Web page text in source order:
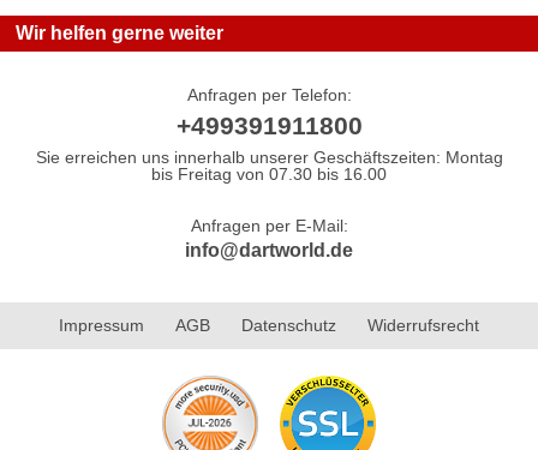
Wir helfen gerne weiter
Anfragen per Telefon:
+499391911800
Sie erreichen uns innerhalb unserer Geschäftszeiten: Montag
bis Freitag von 07.30 bis 16.00
Anfragen per E-Mail:
info@dartworld.de
Impressum AGB Datenschutz Widerrufsrecht